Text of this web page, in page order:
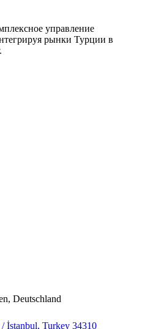
управление
рынки Турции в
Deutschland
/ İstanbul, Turkey 34310